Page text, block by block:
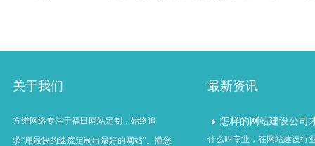
关于我们
方维网络专注于福田网站定制，始终追
求“用最快的速度定制出最好的网站”。懂您
最新资讯
怎样的网站建设公司
什么叫专业，在网站建设行